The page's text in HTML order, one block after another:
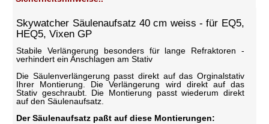
Skywatcher Säulenaufsatz 40 cm weiss - für EQ5,
HEQ5, Vixen GP
Stabile Verlängerung besonders für lange Refraktoren -
verhindert ein Anschlagen am Stativ
Die Säulenverlängerung passt direkt auf das Orginalstativ
Ihrer Montierung. Die Verlängerung wird direkt auf das
Stativ geschraubt. Die Montierung passt wiederum direkt
auf den Säulenaufsatz.
Der Säulenaufsatz paßt auf diese Montierungen: